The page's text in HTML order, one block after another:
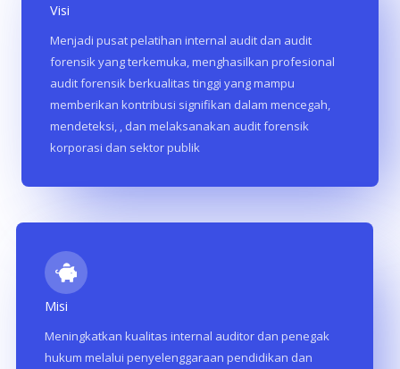
Visi
Menjadi pusat pelatihan internal audit dan audit
forensik yang terkemuka, menghasilkan profesional
audit forensik berkualitas tinggi yang mampu
memberikan kontribusi signifikan dalam mencegah,
mendeteksi, , dan melaksanakan audit forensik
korporasi dan sektor publik
Misi
Meningkatkan kualitas internal auditor dan penegak
hukum melalui penyelenggaraan pendidikan dan